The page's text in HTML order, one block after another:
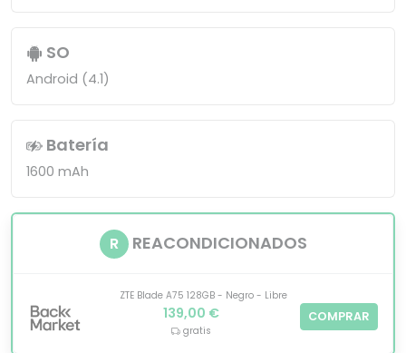
SO
Android (4.1)
Batería
1600 mAh
R REACONDICIONADOS
ZTE Blade A75 128GB - Negro - Libre
139,00 €
gratis
COMPRAR